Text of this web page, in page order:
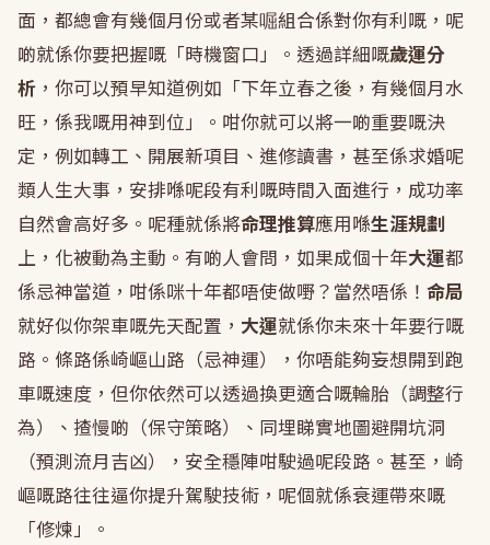
面，都總會有幾個月份或者某啒組合係對你有利嘅，呢
啲就係你要把握嘅「時機窗口」。透過詳細嘅歲運分
析 ，你可以預早知道例如「下年立春之後，有幾個月水
旺，係我嘅用神到位」。咁你就可以將一啲重要嘅決
定，例如轉工、開展新項目、進修讀書，甚至係求婚呢
類人生大事，安排喺呢段有利嘅時間入面進行，成功率
自然會高好多。呢種就係將命理推算應用喺生涯規劃
上，化被動為主動。有啲人會問，如果成個十年大運都
係忌神當道，咁係咪十年都唔使做嘢？當然唔係！ 命局
就好似你架車嘅先天配置， 大運就係你未來十年要行嘅
路。條路係崎嶇山路（忌神運），你唔能夠妄想開到跑
車嘅速度，但你依然可以透過換更適合嘅輪胎（調整行
為）、揸慢啲（保守策略）、同埋睇實地圖避開坑洞
（預測流月吉凶），安全穩陣咁駛過呢段路。甚至，崎
嶇嘅路往往逼你提升駕駛技術，呢個就係衰運帶來嘅
「修煉」。